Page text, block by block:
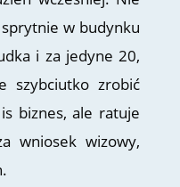
w budynku
i za jedyne 20,
szybciutko zrobić
biznes, ale ratuje
wniosek wizowy,